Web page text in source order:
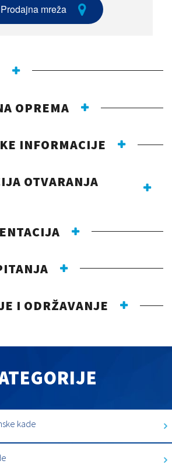
Prodajna mreža
OPREMA
INFORMACIJE
OTVARANJA
I ODRŽAVANJE
kade